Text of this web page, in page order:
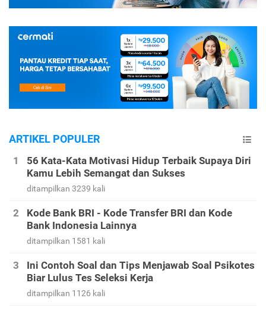
ARTIKEL POPULER
56 Kata-Kata Motivasi Hidup Terbaik Supaya Diri
Kamu Lebih Semangat dan Sukses
ditampilkan 3239 kali
Kode Bank BRI - Kode Transfer BRI dan Kode
Bank Indonesia Lainnya
ditampilkan 1581 kali
Ini Contoh Soal dan Tips Menjawab Soal Psikotes
Biar Lulus Tes Seleksi Kerja
ditampilkan 1126 kali